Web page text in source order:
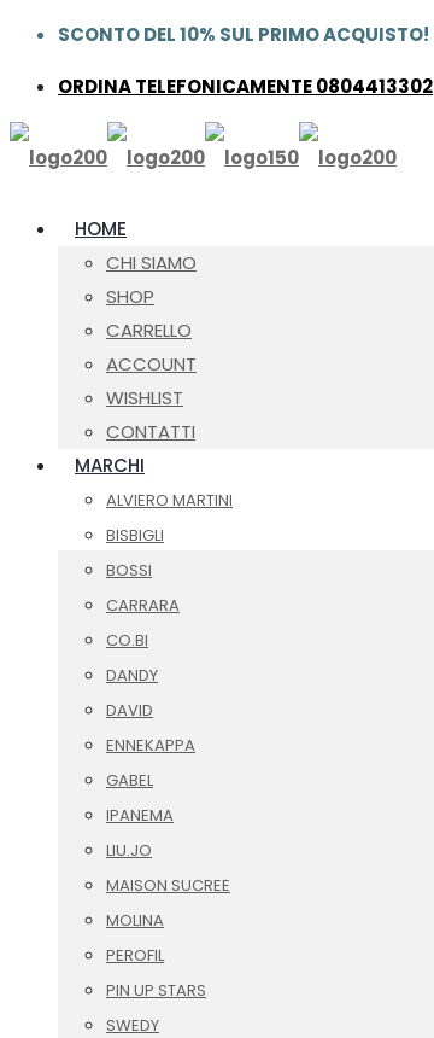
SCONTO DEL 10% SUL PRIMO ACQUISTO!
ORDINA TELEFONICAMENTE 0804413302
HOME
CHI SIAMO
SHOP
CARRELLO
ACCOUNT
WISHLIST
CONTATTI
MARCHI
ALVIERO MARTINI
BISBIGLI
BOSSI
CARRARA
CO.BI
DANDY
DAVID
ENNEKAPPA
GABEL
IPANEMA
LIU.JO
MAISON SUCREE
MOLINA
PEROFIL
PIN UP STARS
SWEDY